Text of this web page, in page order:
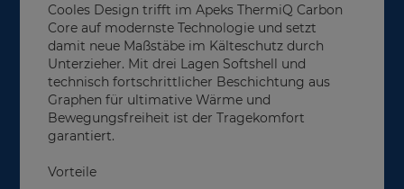
Cooles Design trifft im Apeks ThermiQ Carbon
Core auf modernste Technologie und setzt
damit neue Maßstäbe im Kälteschutz durch
Unterzieher. Mit drei Lagen Softshell und
technisch fortschrittlicher Beschichtung aus
Graphen für ultimative Wärme und
Bewegungsfreiheit ist der Tragekomfort
garantiert.
Vorteile